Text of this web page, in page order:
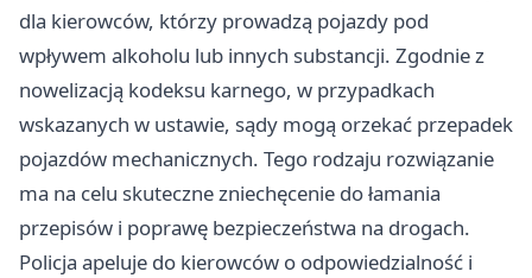
dla kierowców, którzy prowadzą pojazdy pod
wpływem alkoholu lub innych substancji. Zgodnie z
nowelizacją kodeksu karnego, w przypadkach
wskazanych w ustawie, sądy mogą orzekać przepadek
pojazdów mechanicznych. Tego rodzaju rozwiązanie
ma na celu skuteczne zniechęcenie do łamania
przepisów i poprawę bezpieczeństwa na drogach.
Policja apeluje do kierowców o odpowiedzialność i